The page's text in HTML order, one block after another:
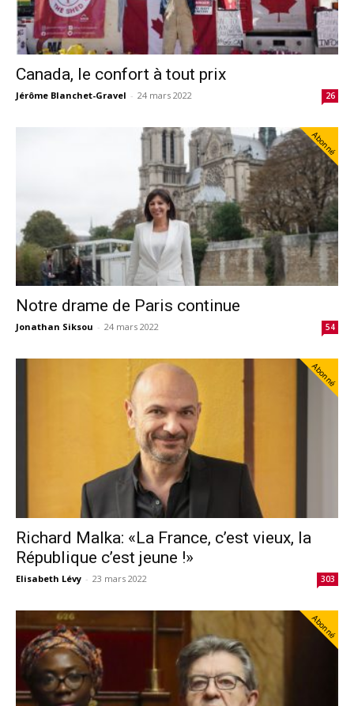
Canada, le confort à tout prix
Jérôme Blanchet-Gravel - 24 mars 2022 26
Abonné
Notre drame de Paris continue
Jonathan Siksou - 24 mars 2022 54
Abonné
Richard Malka: «La France, c’est vieux, la
République c’est jeune !»
Elisabeth Lévy - 23 mars 2022 303
Abonné